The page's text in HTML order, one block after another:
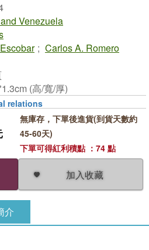
Venezuela
; Carlos A. Romero
(高/寬/厚)
加入收藏
無庫存，下單後進貨(到貨天數約
45-60天)
下單可得紅利積點 ：74 點
relations
介